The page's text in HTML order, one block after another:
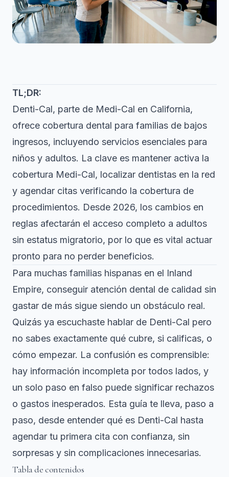
TL;DR:
Denti-Cal, parte de Medi-Cal en California,
ofrece cobertura dental para familias de bajos
ingresos, incluyendo servicios esenciales para
niños y adultos. La clave es mantener activa la
cobertura Medi-Cal, localizar dentistas en la red
y agendar citas verificando la cobertura de
procedimientos. Desde 2026, los cambios en
reglas afectarán el acceso completo a adultos
sin estatus migratorio, por lo que es vital actuar
pronto para no perder beneficios.
Para muchas familias hispanas en el Inland
Empire, conseguir atención dental de calidad sin
gastar de más sigue siendo un obstáculo real.
Quizás ya escuchaste hablar de Denti-Cal pero
no sabes exactamente qué cubre, si calificas, o
cómo empezar. La confusión es comprensible:
hay información incompleta por todos lados, y
un solo paso en falso puede significar rechazos
o gastos inesperados. Esta guía te lleva, paso a
paso, desde entender qué es Denti-Cal hasta
agendar tu primera cita con confianza, sin
sorpresas y sin complicaciones innecesarias.
Tabla de contenidos